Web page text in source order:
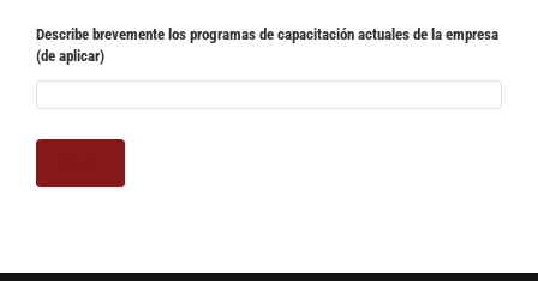
Describe brevemente los programas de capacitación actuales de la empresa
(de aplicar)